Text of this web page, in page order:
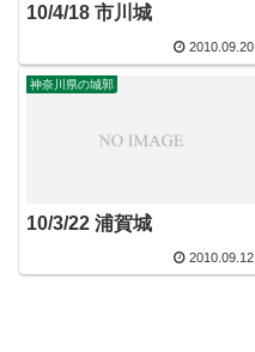
10/4/18 市川城
2010.09.20
神奈川県の城郭
10/3/22 浦賀城
2010.09.12